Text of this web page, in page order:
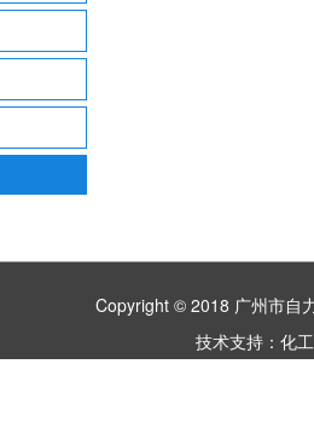
Copyright © 2018 广州市
技术支持： 化